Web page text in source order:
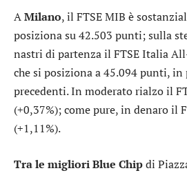
AMilano, il FTSE MIB è
posiziona su 42.503 punti; sulla
nastri di partenza il FTSE Italia
che si posiziona a 45.094 punti,
precedenti. In moderato rialzo il
(+0,37%); come pure, in denaro il
(+1,11%).
Tra le migliori Blue Chipdi